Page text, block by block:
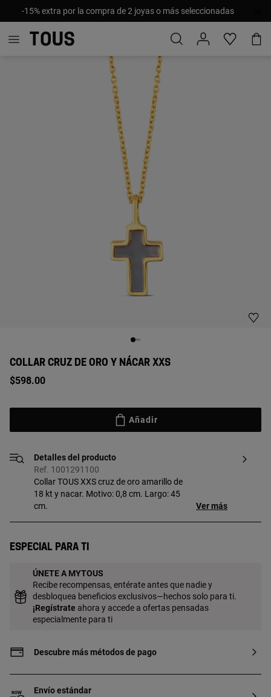
-15% extra por la compra de 2 joyas o más seleccionadas
COLLAR CRUZ DE ORO Y NÁCAR XXS
$598.00
Añadir
Detalles del producto
Ref. 1001291100
Collar TOUS XXS cruz de oro amarillo de
18 kt y nacar. Motivo: 0,8 cm. Largo: 45
cm.
Ver más
Especial para ti
ÚNETE A MYTOUS
Recibe recompensas, entérate antes que nadie y
desbloquea beneficios exclusivos—hechos solo para ti.
¡Regístrate ahora y accede a ofertas pensadas
especialmente para ti
Descubre más métodos de pago
Envío estándar